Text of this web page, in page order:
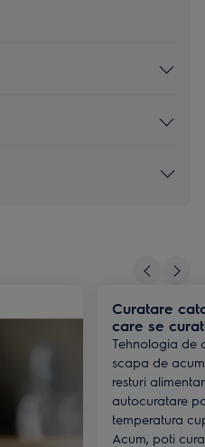
Curatare
care se
Tehnologia de
scapa de
resturi
autocuratare
temperatura
Acum, poti